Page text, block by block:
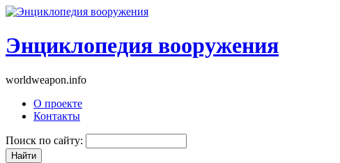
Энциклопедия вооружения
worldweapon.info
О проекте
Контакты
Поиск по сайту: